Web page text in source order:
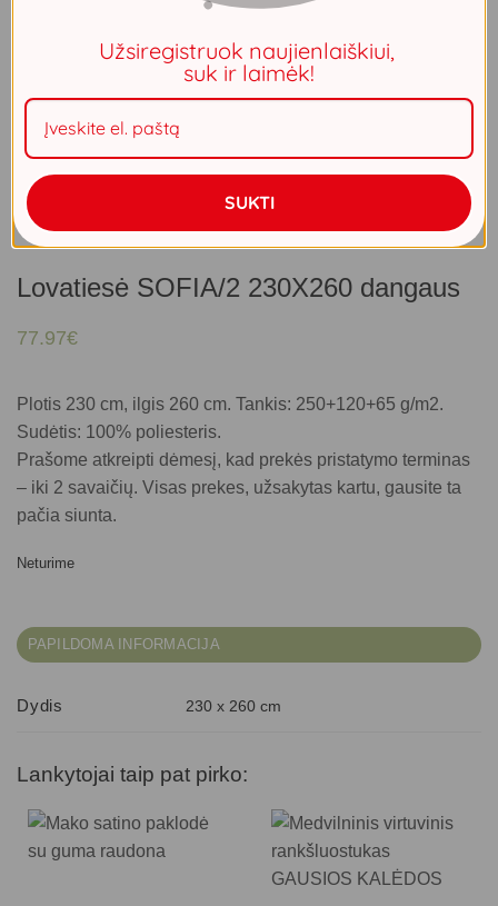
Lovatiesė SOFIA/2 230X260 dangaus
77.97€
Plotis 230 cm, ilgis 260 cm. Tankis: 250+120+65 g/m2.
Sudėtis: 100% poliesteris.
Prašome atkreipti dėmesį, kad prekės pristatymo terminas
– iki 2 savaičių. Visas prekes, užsakytas kartu, gausite ta
pačia siunta.
Neturime
PAPILDOMA INFORMACIJA
Dydis 230 x 260 cm
Lankytojai taip pat pirko:
Užsiregistruok naujienlaiškiui,
suk ir laimėk!
SUKTI